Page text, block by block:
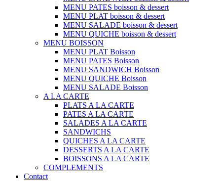
MENU PATES boisson & dessert
MENU PLAT boisson & dessert
MENU SALADE boisson & dessert
MENU QUICHE boisson & dessert
MENU BOISSON
MENU PLAT Boisson
MENU PATES Boisson
MENU SANDWICH Boisson
MENU QUICHE Boisson
MENU SALADE Boisson
A LA CARTE
PLATS A LA CARTE
PATES A LA CARTE
SALADES A LA CARTE
SANDWICHS
QUICHES A LA CARTE
DESSERTS A LA CARTE
BOISSONS A LA CARTE
COMPLEMENTS
Contact